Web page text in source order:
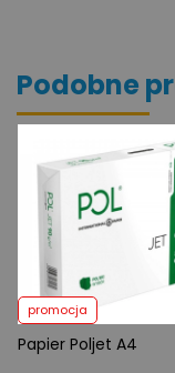
Podobne
promocja
Papier Poljet A4